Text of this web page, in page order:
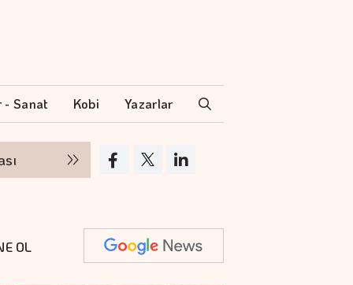
- Sanat Kobi Yazarlar
Hayatımızda İz Bırakan Filmler Ağustos'ta
OL